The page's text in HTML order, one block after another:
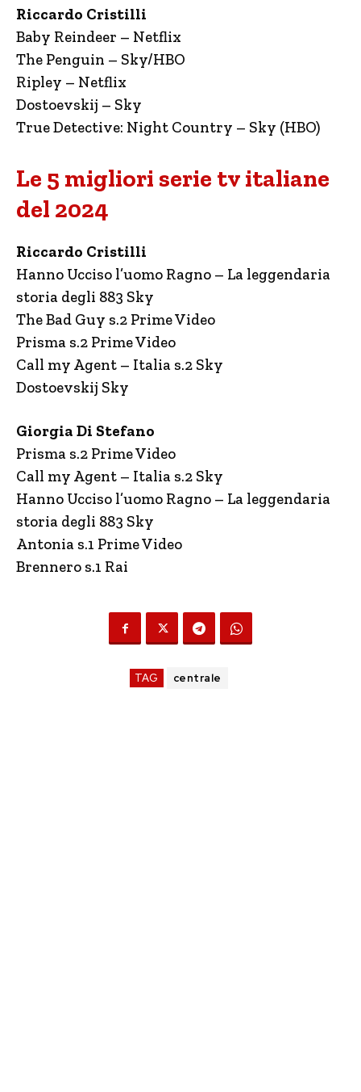
Riccardo Cristilli
Baby Reindeer – Netflix
The Penguin – Sky/HBO
Ripley – Netflix
Dostoevskij – Sky
True Detective: Night Country – Sky (HBO)
Le 5 migliori serie tv italiane
del 2024
Riccardo Cristilli
Hanno Ucciso l’uomo Ragno – La leggendaria
storia degli 883 Sky
The Bad Guy s.2 Prime Video
Prisma s.2 Prime Video
Call my Agent – Italia s.2 Sky
Dostoevskij Sky
Giorgia Di Stefano
Prisma s.2 Prime Video
Call my Agent – Italia s.2 Sky
Hanno Ucciso l’uomo Ragno – La leggendaria
storia degli 883 Sky
Antonia s.1 Prime Video
Brennero s.1 Rai
TAG centrale